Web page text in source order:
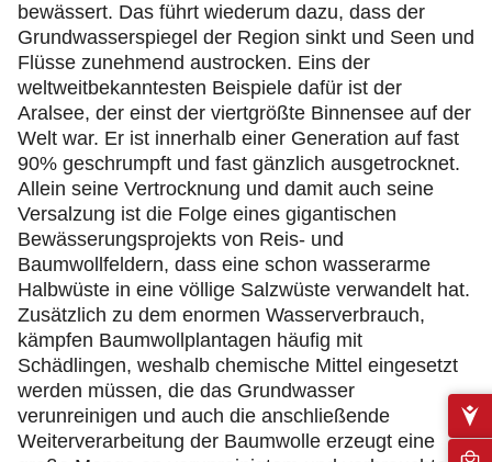
bewässert. Das führt wiederum dazu, dass der
Grundwasserspiegel der Region sinkt und Seen und
Flüsse zunehmend austrocken. Eins der
weltweitbekanntesten Beispiele dafür ist der
Aralsee, der einst der viertgrößte Binnensee auf der
Welt war. Er ist innerhalb einer Generation auf fast
90% geschrumpft und fast gänzlich ausgetrocknet.
Allein seine Vertrocknung und damit auch seine
Versalzung ist die Folge eines gigantischen
Bewässerungsprojekts von Reis- und
Baumwollfeldern, dass eine schon wasserarme
Halbwüste in eine völlige Salzwüste verwandelt hat.
Zusätzlich zu dem enormen Wasserverbrauch,
kämpfen Baumwollplantagen häufig mit
Schädlingen, weshalb chemische Mittel eingesetzt
werden müssen, die das Grundwasser
verunreinigen und auch die anschließende
Weiterverarbeitung der Baumwolle erzeugt eine